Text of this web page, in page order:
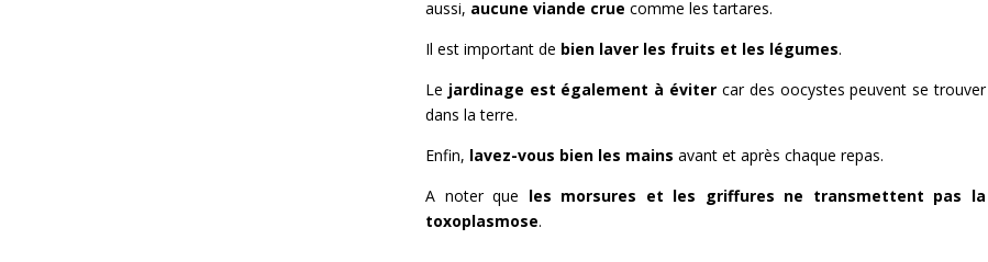
aussi, aucune viande crue comme les tartares.
Il est important de bien laver les fruits et les légumes.
Le jardinage est également à éviter car des oocystes peuvent se trouver
dans la terre.
Enfin, lavez-vous bien les mains avant et après chaque repas.
A noter que les morsures et les griffures ne transmettent pas la
toxoplasmose.